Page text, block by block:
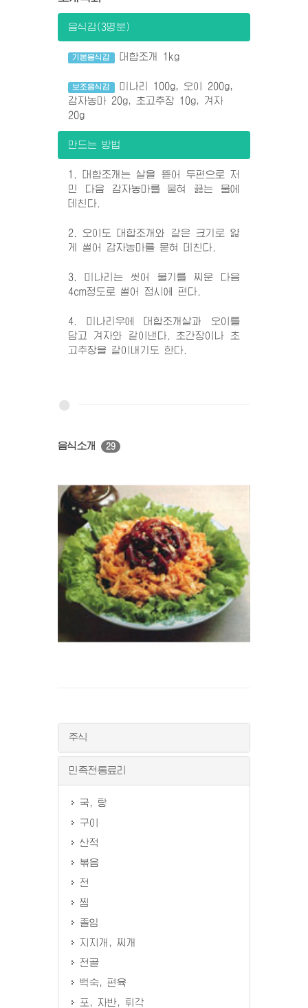
음식감(3명분)
기본음식감 대합조개 1kg
보조음식감
미나리 100g, 오이 200g,
감자농마 20g, 초고추장 10g, 겨자
20g
만드는 방법
1. 대합조개는 살을 뜯어 두편으로 저
민 다음 감자농마를 묻혀 끓는 물에
데친다.
2. 오이도 대합조개와 같은 크기로 얇
게 썰어 감자농마를 묻혀 데친다.
3. 미나리는 씻어 물기를 찌운 다음
4cm정도로 썰어 접시에 편다.
4. 미나리우에 대합조개살과 오이를
담고 겨자와 같이낸다. 초간장이나 초
고추장을 같이내기도 한다.
음식소개 29
주식
민족전통료리
국, 탕
구이
산적
볶음
전
찜
졸임
지지개, 찌개
전골
백숙, 편육
포, 자반, 튀각